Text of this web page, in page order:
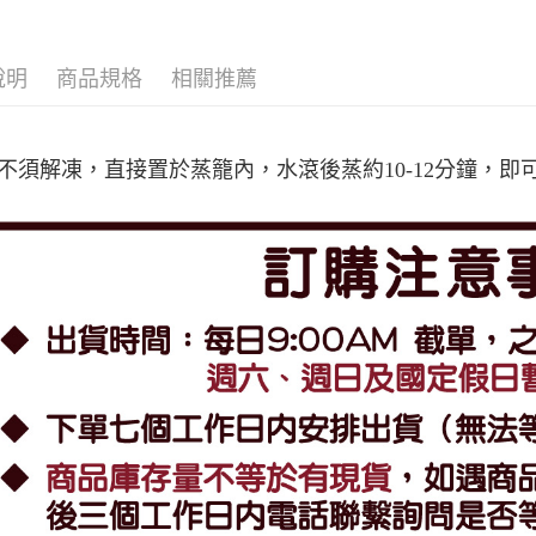
明 商品規格 相關推薦
須解凍，直接置於蒸籠內，水滾後蒸約10-12分鐘，即